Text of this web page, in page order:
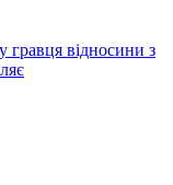
гравця відносини з